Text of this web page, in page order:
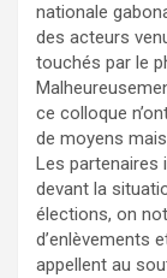
nationale
des acteurs
touchés par le
ce colloque
de moyens
Les partenaires
devant la
élections, on
d’enlèvements
appellent au